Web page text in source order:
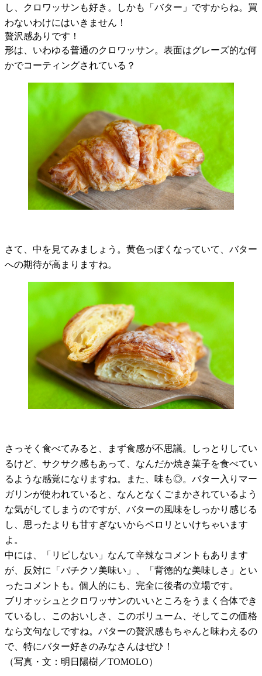
し、クロワッサンも好き。しかも「バター」ですからね。買
わないわけにはいきません！
贅沢感ありです！
形は、いわゆる普通のクロワッサン。表面はグレーズ的な何
かでコーティングされている？
さて、中を見てみましょう。黄色っぽくなっていて、バター
への期待が高まりますね。
さっそく食べてみると、まず食感が不思議。しっとりしてい
るけど、サクサク感もあって、なんだか焼き菓子を食べてい
るような感覚になりますね。また、味も◎。バター入りマー
ガリンが使われていると、なんとなくごまかされているよう
な気がしてしまうのですが、バターの風味をしっかり感じる
し、思ったよりも甘すぎないからペロリといけちゃいます
よ。
中には、「リピしない」なんて辛辣なコメントもあります
が、反対に「バチクソ美味い」、「背徳的な美味しさ」とい
ったコメントも。個人的にも、完全に後者の立場です。
ブリオッシュとクロワッサンのいいところをうまく合体でき
ているし、このおいしさ、このボリューム、そしてこの価格
なら文句なしですね。バターの贅沢感もちゃんと味わえるの
で、特にバター好きのみなさんはぜひ！
（写真・文：明日陽樹／TOMOLO）